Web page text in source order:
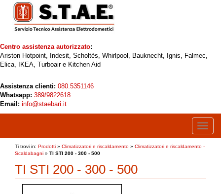
Centro assistenza autorizzato:
Ariston Hotpoint, Indesit, Scholtès, Whirlpool, Bauknecht, Ignis, Falmec,
Elica, IKEA, Turboair e Kitchen Aid
Assistenza clienti: 080.5351146
Whatsapp: 389/9822618
Email: info@staebari.it
Toggle
Ti trovi in: Prodotti » Climatizzatori e riscaldamento » Climatizzatori e riscaldamento -
Scaldabagni » TI STI 200 - 300 - 500
TI STI 200 - 300 - 500